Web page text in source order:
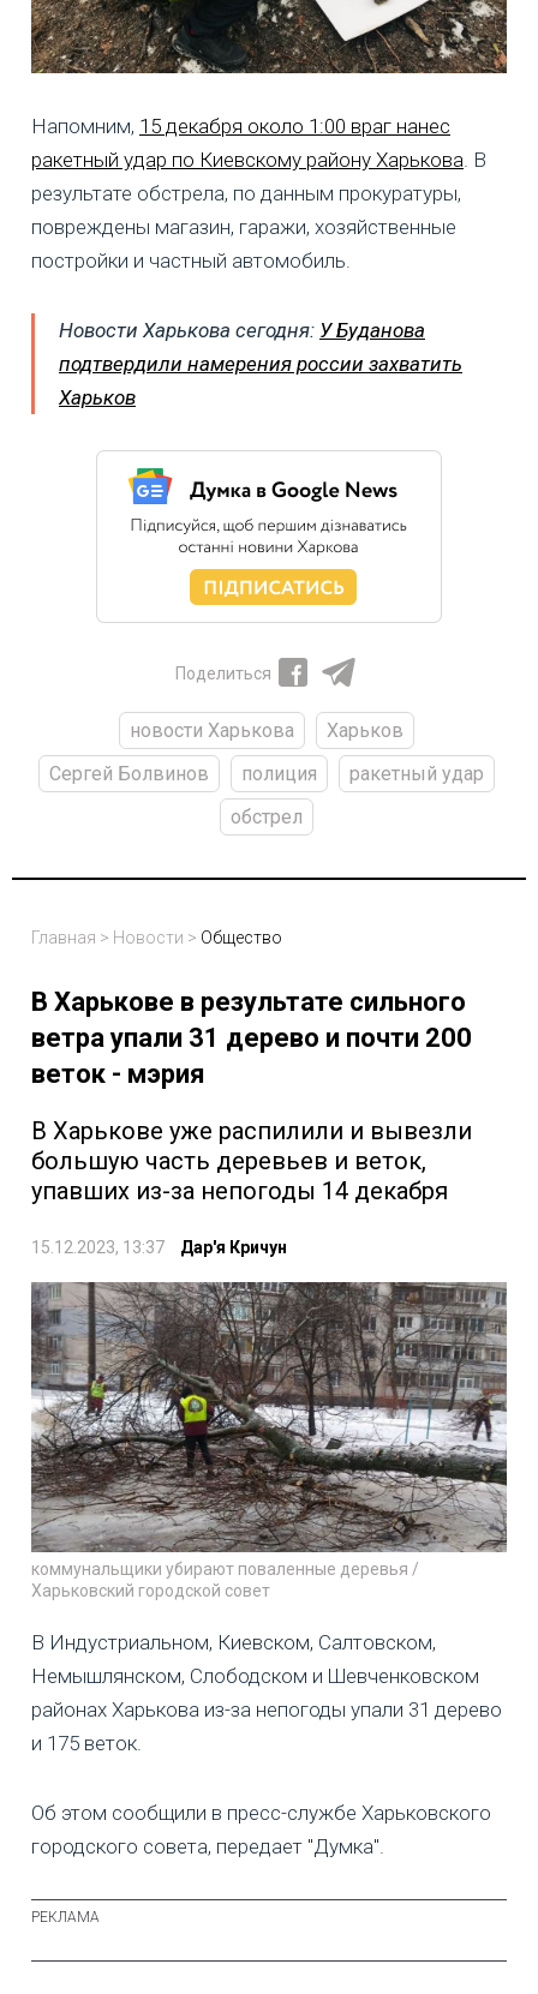
Напомним, 15 декабря около 1:00 враг нанес
ракетный удар по Киевскому району Харькова. В
результате обстрела, по данным прокуратуры,
повреждены магазин, гаражи, хозяйственные
постройки и частный автомобиль.
Новости Харькова сегодня: У Буданова
подтвердили намерения россии захватить
Харьков
Поделиться
новости Харькова
Харьков
Сергей Болвинов
полиция
ракетный удар
обстрел
Главная > Новости > Общество
В Харькове в результате сильного
ветра упали 31 дерево и почти 200
веток - мэрия
В Харькове уже распилили и вывезли
большую часть деревьев и веток,
упавших из-за непогоды 14 декабря
15.12.2023, 13:37 Дар'я Кричун
коммунальщики убирают поваленные деревья /
Харьковский городской совет
В Индустриальном, Киевском, Салтовском,
Немышлянском, Слободском и Шевченковском
районах Харькова из-за непогоды упали 31 дерево
и 175 веток.
Об этом сообщили в пресс-службе Харьковского
городского совета, передает "Думка".